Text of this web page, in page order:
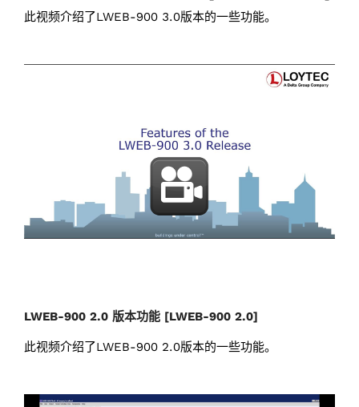
此视频介绍了LWEB-900 3.0版本的一些功能。
LWEB-900 2.0 版本功能 [LWEB-900 2.0]
此视频介绍了LWEB-900 2.0版本的一些功能。